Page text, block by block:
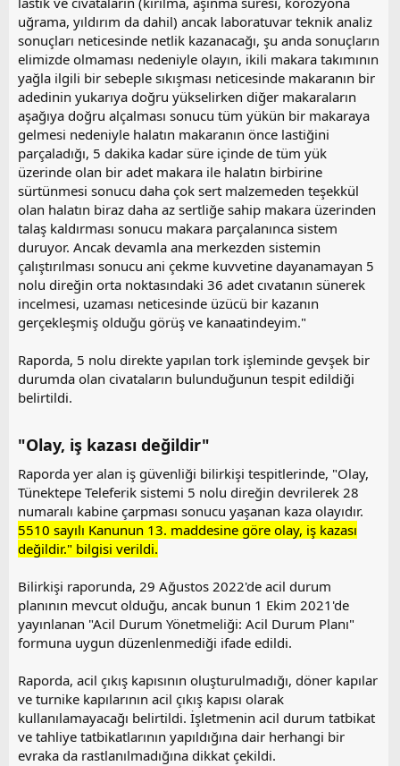
uğrama, yıldırım da dahil) ancak laboratuvar teknik analiz
sonuçları neticesinde netlik kazanacağı, şu anda sonuçların
elimizde olmaması nedeniyle olayın, ikili makara takımının
yağla ilgili bir sebeple sıkışması neticesinde makaranın bir
adedinin yukarıya doğru yükselirken diğer makaraların
aşağıya doğru alçalması sonucu tüm yükün bir makaraya
gelmesi nedeniyle halatın makaranın önce lastiğini
parçaladığı, 5 dakika kadar süre içinde de tüm yük
üzerinde olan bir adet makara ile halatın birbirine
sürtünmesi sonucu daha çok sert malzemeden teşekkül
olan halatın biraz daha az sertliğe sahip makara üzerinden
talaş kaldırması sonucu makara parçalanınca sistem
duruyor. Ancak devamla ana merkezden sistemin
çalıştırılması sonucu ani çekme kuvvetine dayanamayan 5
nolu direğin orta noktasındaki 36 adet cıvatanın sünerek
incelmesi, uzaması neticesinde üzücü bir kazanın
gerçekleşmiş olduğu görüş ve kanaatindeyim."
Raporda, 5 nolu direkte yapılan tork işleminde gevşek bir
durumda olan civataların bulunduğunun tespit edildiği
belirtildi.
"Olay, iş kazası değildir"​
Raporda yer alan iş güvenliği bilirkişi tespitlerinde, "Olay,
Tünektepe Teleferik sistemi 5 nolu direğin devrilerek 28
numaralı kabine çarpması sonucu yaşanan kaza olayıdır.
5510 sayılı Kanunun 13. maddesine göre olay, iş kazası
değildir." bilgisi verildi.
Bilirkişi raporunda, 29 Ağustos 2022'de acil durum
planının mevcut olduğu, ancak bunun 1 Ekim 2021'de
yayınlanan "Acil Durum Yönetmeliği: Acil Durum Planı"
formuna uygun düzenlenmediği ifade edildi.
Raporda, acil çıkış kapısının oluşturulmadığı, döner kapılar
ve turnike kapılarının acil çıkış kapısı olarak
kullanılamayacağı belirtildi. İşletmenin acil durum tatbikat
ve tahliye tatbikatlarının yapıldığına dair herhangi bir
evraka da rastlanılmadığına dikkat çekildi.